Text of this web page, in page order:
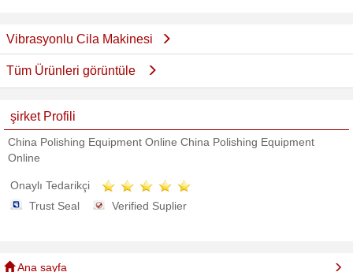
Vibrasyonlu Cila Makinesi
Tüm Ürünleri görüntüle
şirket Profili
China Polishing Equipment Online China Polishing Equipment
Online
Onaylı Tedarikçi
Trust Seal
Verified Suplier
Ana sayfa